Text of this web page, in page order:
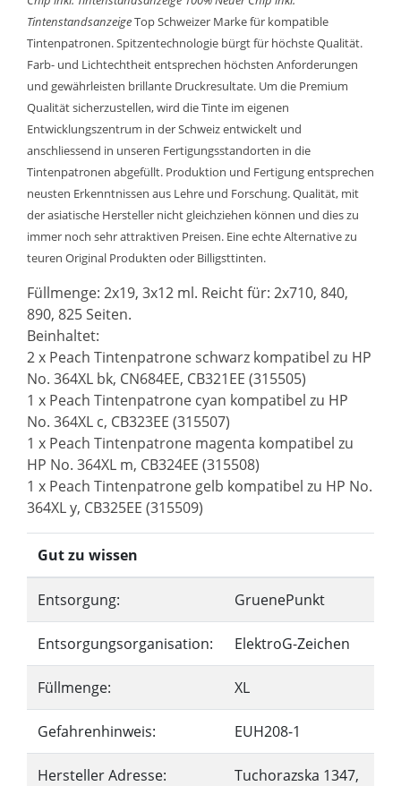
TintenstandsanzeigeTop Schweizer Marke für kompatible
Tintenpatronen. Spitzentechnologie bürgt für höchste Qualität.
Farb- und Lichtechtheit entsprechen höchsten Anforderungen
und gewährleisten brillante Druckresultate. Um die Premium
Qualität sicherzustellen, wird die Tinte im eigenen
Entwicklungszentrum in der Schweiz entwickelt und
anschliessend in unseren Fertigungsstandorten in die
Tintenpatronen abgefüllt. Produktion und Fertigung entsprechen
neusten Erkenntnissen aus Lehre und Forschung. Qualität, mit
der asiatische Hersteller nicht gleichziehen können und dies zu
immer noch sehr attraktiven Preisen. Eine echte Alternative zu
teuren Original Produkten oder Billigsttinten.
Füllmenge: 2x19, 3x12 ml. Reicht für: 2x710, 840,
890, 825 Seiten.
Beinhaltet:
2 x Peach Tintenpatrone schwarz kompatibel zu HP
No. 364XL bk, CN684EE, CB321EE (315505)
1 x Peach Tintenpatrone cyan kompatibel zu HP
No. 364XL c, CB323EE (315507)
1 x Peach Tintenpatrone magenta kompatibel zu
HP No. 364XL m, CB324EE (315508)
1 x Peach Tintenpatrone gelb kompatibel zu HP No.
364XL y, CB325EE (315509)
Gut zu wissen
Entsorgung: GruenePunkt
Entsorgungsorganisation: ElektroG-Zeichen
Füllmenge: XL
Gefahrenhinweis: EUH208-1
Hersteller Adresse:
Tuchorazska 1347,